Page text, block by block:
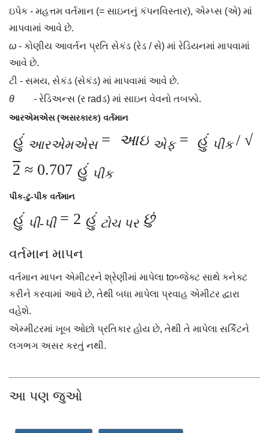
ઇપેક - મહત્તમ વર્તમાન (= સાઇનનું કંપનવિસ્તાર), એમ્પ્સ (એ) માં
માપવામાં આવે છે.
ω - કોણીય આવર્તન પ્રતિ સેકંડ (રેડ / સે) માં રેડિયનમાં માપવામાં
આવે છે.
ટી - સમય, સેકંડ (સેકંડ) માં માપવામાં આવે છે.
θ - રેડિઅન્સ (ર radડ) માં સાઇન વેવનો તબક્કો.
આરએમએસ (અસરકારક) વર્તમાન
હું આરએમએસ= આઇ એફ= હું પીક / √
2 ≈ 0.707 હું પીક
પીક-ટુ-પીક વર્તમાન
હું પી-પી= 2 હું ટોચ પરછું
વર્તમાન માપન
વર્તમાન માપન એમીટરને શ્રેણીમાં માપેલા toબ્જેક્ટ સાથે કનેક્ટ
કરીને કરવામાં આવે છે, તેથી બધા માપેલા પ્રવાહ એમીટર દ્વારા
વહેશે.
એમ્મીટરમાં ખૂબ ઓછો પ્રતિકાર હોય છે, તેથી તે માપેલા સર્કિટને
લગભગ અસર કરતું નથી.
આ પણ જુઓ